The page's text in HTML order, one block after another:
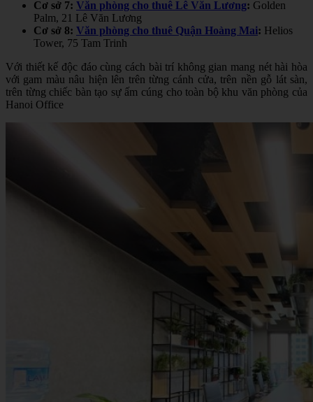
Cơ sở 7: Văn phòng cho thuê Lê Văn Lương: Golden
Palm, 21 Lê Văn Lương
Cơ sở 8: Văn phòng cho thuê Quận Hoàng Mai: Helios
Tower, 75 Tam Trinh
Với thiết kế độc đáo cùng cách bài trí không gian mang nét hài hòa
với gam màu nâu hiện lên trên từng cánh cửa, trên nền gỗ lát sàn,
trên từng chiếc bàn tạo sự ấm cúng cho toàn bộ khu văn phòng của
Hanoi Office